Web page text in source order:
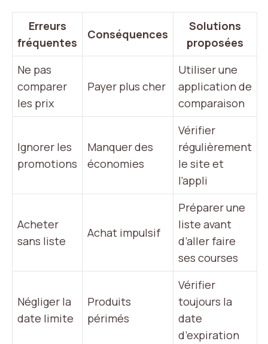
Erreurs
fréquentes
Conséquences
Solutions
proposées
Ne pas
comparer
les prix
Payer plus cher
Utiliser une
application de
comparaison
Ignorer les
promotions
Manquer des
économies
Vérifier
régulièrement
le site et
l’appli
Acheter
sans liste
Achat impulsif
Préparer une
liste avant
d’aller faire
ses courses
Négliger la
date limite
Produits
périmés
Vérifier
toujours la
date
d’expiration